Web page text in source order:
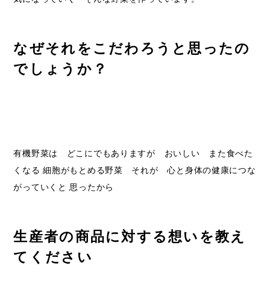
なぜそれをこだわろうと思ったの
でしょうか？
有機野菜は どこにでもありますが おいしい また食べた
くなる 細胞がもとめる野菜 それが 心と身体の健康につな
がっていくと 思ったから
生産者の商品に対する想いを教え
てください